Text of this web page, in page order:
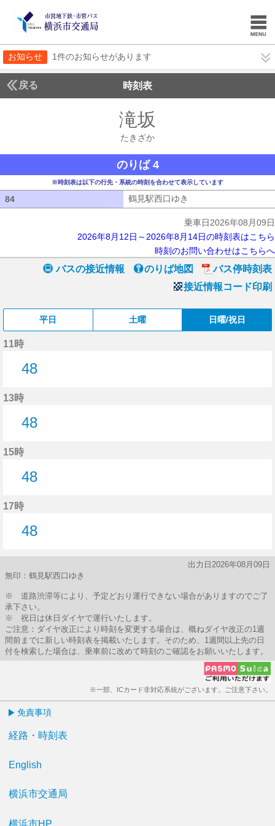
お知らせ 1件のお知らせがあります
戻る 時刻表
滝坂
たきざか
のりば 4
※時刻表は以下の行先・系統の時刻を合わせて表示しています
84 鶴見駅西口ゆき
乗車日2026年08月09日
2026年8月12日～2026年8月14日の時刻表はこちら
時刻のお問い合わせはこちらへ
バスの接近情報 のりば地図
バス停時刻表
接近情報コード印刷
平日 土曜 日曜/祝日
11時
48
13時
48
15時
48
17時
48
出力日2026年08月09日
無印：鶴見駅西口ゆき
※ 道路渋滞等により、予定どおり運行できない場合がありますのでご了
承下さい。
※ 祝日は休日ダイヤで運行いたします。
ご注意：ダイヤ改正により時刻を変更する場合は、概ねダイヤ改正の1週
間前までに新しい時刻表を掲載いたします。そのため、1週間以上先の日
付を検索した場合は、乗車前に改めて時刻のご確認をお願いいたします。
※一部、ICカード非対応系統がございます。ご注意下さい。
免責事項
経路・時刻表
English
横浜市交通局
横浜市HP